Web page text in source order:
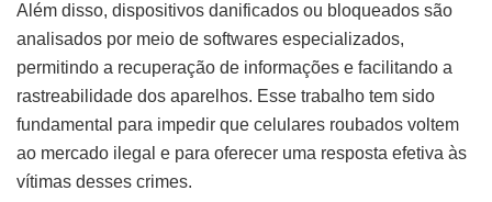
Além disso, dispositivos danificados ou bloqueados são
analisados por meio de softwares especializados,
permitindo a recuperação de informações e facilitando a
rastreabilidade dos aparelhos. Esse trabalho tem sido
fundamental para impedir que celulares roubados voltem
ao mercado ilegal e para oferecer uma resposta efetiva às
vítimas desses crimes.